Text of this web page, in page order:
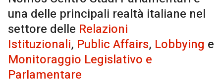
una delle principali realtà italiane nel
settore delle Relazioni
Istituzionali, Public Affairs, Lobbying e
Monitoraggio Legislativo e
Parlamentare